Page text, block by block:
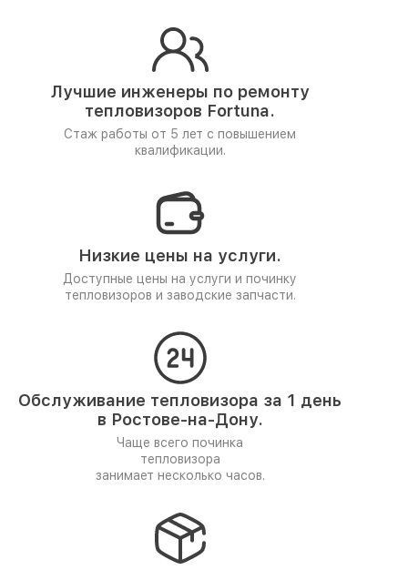
Лучшие инженеры по ремонту
тепловизоров Fortuna.
Стаж работы от 5 лет с повышением
квалификации.
Низкие цены на услуги.
Доступные цены на услуги и починку
тепловизоров и заводские запчасти.
Обслуживание тепловизора за 1 день
в Ростове-на-Дону.
Чаще всего починка
тепловизора
занимает несколько часов.